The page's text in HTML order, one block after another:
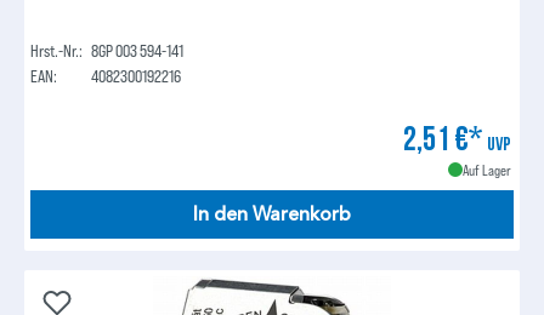
Hrst.-Nr.: 8GP 003 594-141
EAN:
4082300192216
2,51 €* UVP
Auf Lager
In den Warenkorb